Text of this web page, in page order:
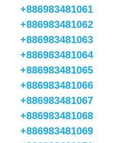
+886983481061
+886983481062
+886983481063
+886983481064
+886983481065
+886983481066
+886983481067
+886983481068
+886983481069